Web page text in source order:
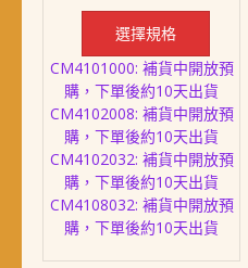
圍：
NT$ 9,980
選擇規格
品
有
多
種
款
式。
可
在
產
品
CM4101000: 補貨中開放預
購，下單後約10天出貨
CM4102008: 補貨中開放預
購，下單後約10天出貨
CM4102032: 補貨中開放預
購，下單後約10天出貨
CM4108032: 補貨中開放預
購，下單後約10天出貨